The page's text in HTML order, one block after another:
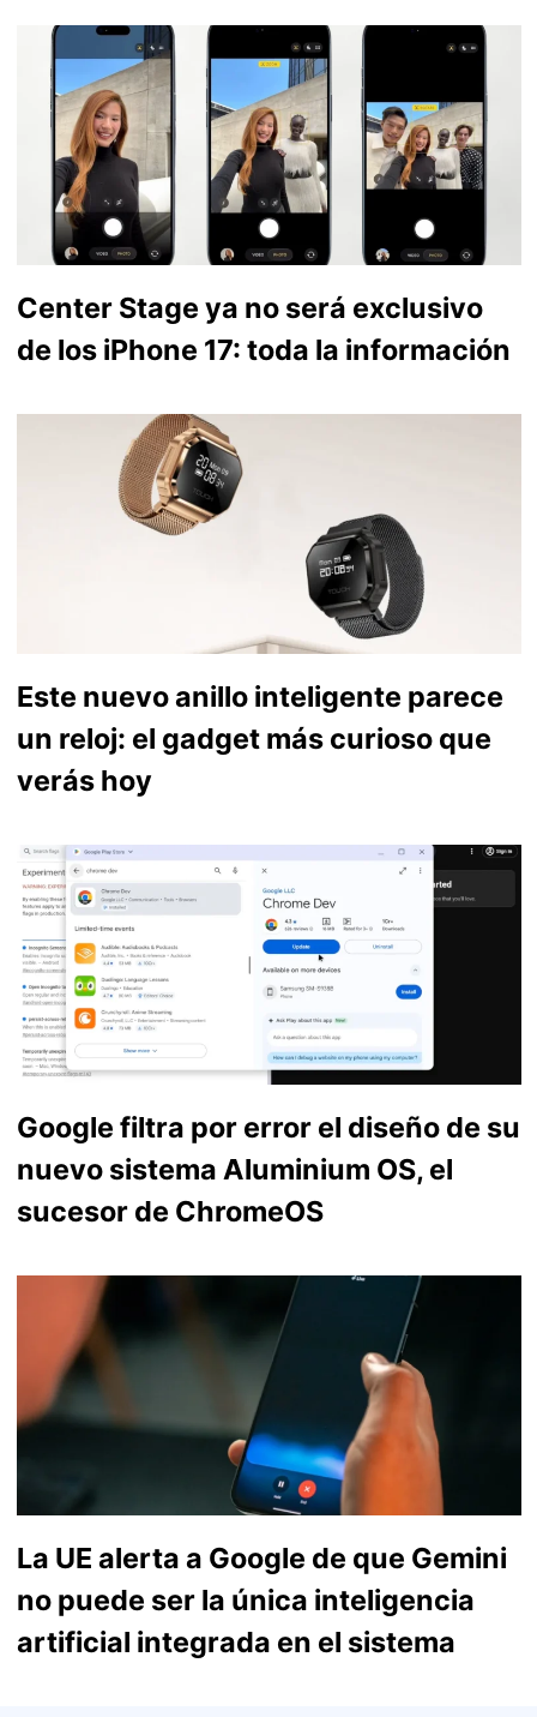
Center Stage ya no será exclusivo
de los iPhone 17: toda la información
Este nuevo anillo inteligente parece
un reloj: el gadget más curioso que
verás hoy
Google filtra por error el diseño de su
nuevo sistema Aluminium OS, el
sucesor de ChromeOS
La UE alerta a Google de que Gemini
no puede ser la única inteligencia
artificial integrada en el sistema